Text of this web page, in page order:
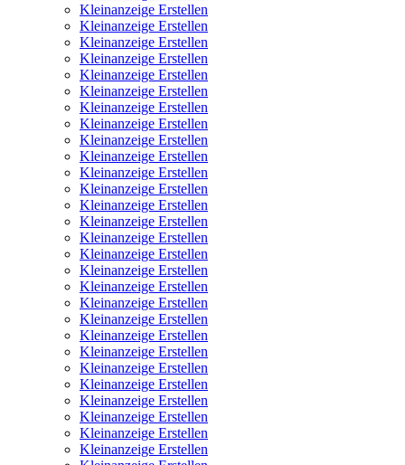
Kleinanzeige Erstellen
Kleinanzeige Erstellen
Kleinanzeige Erstellen
Kleinanzeige Erstellen
Kleinanzeige Erstellen
Kleinanzeige Erstellen
Kleinanzeige Erstellen
Kleinanzeige Erstellen
Kleinanzeige Erstellen
Kleinanzeige Erstellen
Kleinanzeige Erstellen
Kleinanzeige Erstellen
Kleinanzeige Erstellen
Kleinanzeige Erstellen
Kleinanzeige Erstellen
Kleinanzeige Erstellen
Kleinanzeige Erstellen
Kleinanzeige Erstellen
Kleinanzeige Erstellen
Kleinanzeige Erstellen
Kleinanzeige Erstellen
Kleinanzeige Erstellen
Kleinanzeige Erstellen
Kleinanzeige Erstellen
Kleinanzeige Erstellen
Kleinanzeige Erstellen
Kleinanzeige Erstellen
Kleinanzeige Erstellen